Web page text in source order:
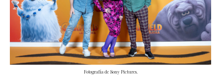
Fotografía de Sony Pictures.